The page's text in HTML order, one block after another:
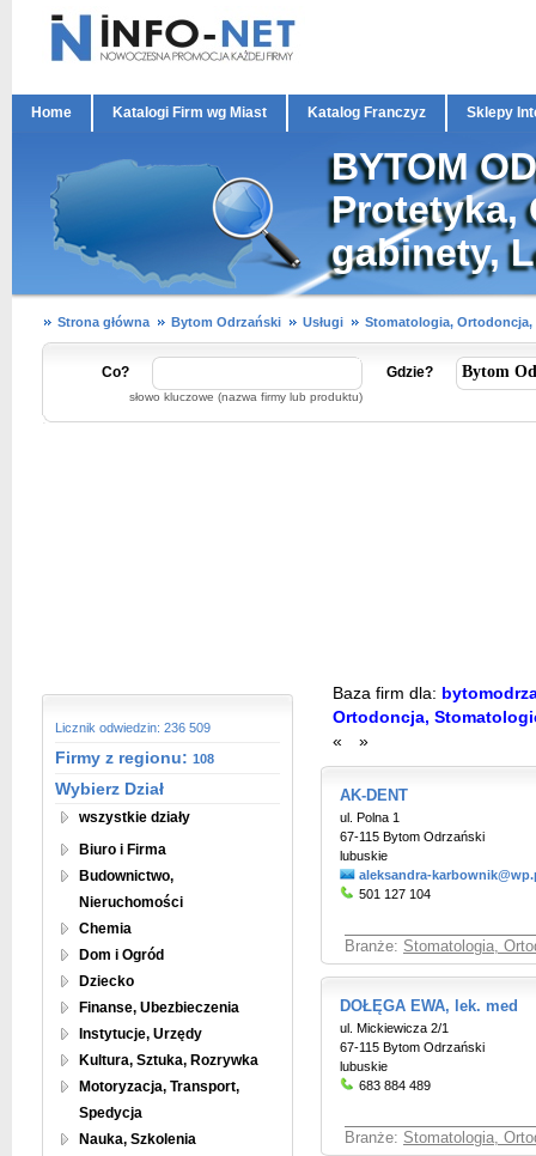
Home Katalogi Firm wg Miast Katalog Franczyz Sklepy
BYTOM
Protetyka,
gabinety,
Strona główna Bytom Odrzański Usługi Stomatologia, Ortodoncja,
Co?
słowo kluczowe (nazwa firmy lub produktu)
Gdzie?
Licznik odwiedzin: 236 509
Firmy z regionu: 108
Wybierz Dział
wszystkie działy
Biuro i Firma
Budownictwo,
Nieruchomości
Chemia
Dom i Ogród
Dziecko
Finanse, Ubezbieczenia
Instytucje, Urzędy
Kultura, Sztuka, Rozrywka
Motoryzacja, Transport,
Spedycja
Nauka, Szkolenia
Baza firm dla:
Ortodoncja,
«
»
AK-DENT
ul. Polna 1
67-115 Bytom Odrzański
lubuskie
aleksandra-
501 127 104
Branże: Stomatologia,
DOŁĘGA EWA, lek. med
ul. Mickiewicza 2/1
67-115 Bytom Odrzański
lubuskie
683 884 489
Branże: Stomatologia,